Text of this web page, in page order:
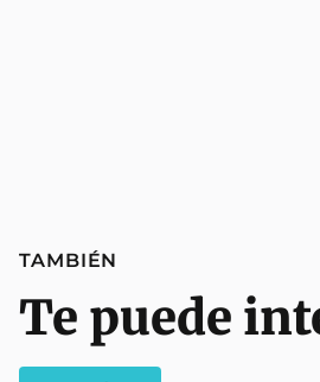
TAMBIÉN
Te puede